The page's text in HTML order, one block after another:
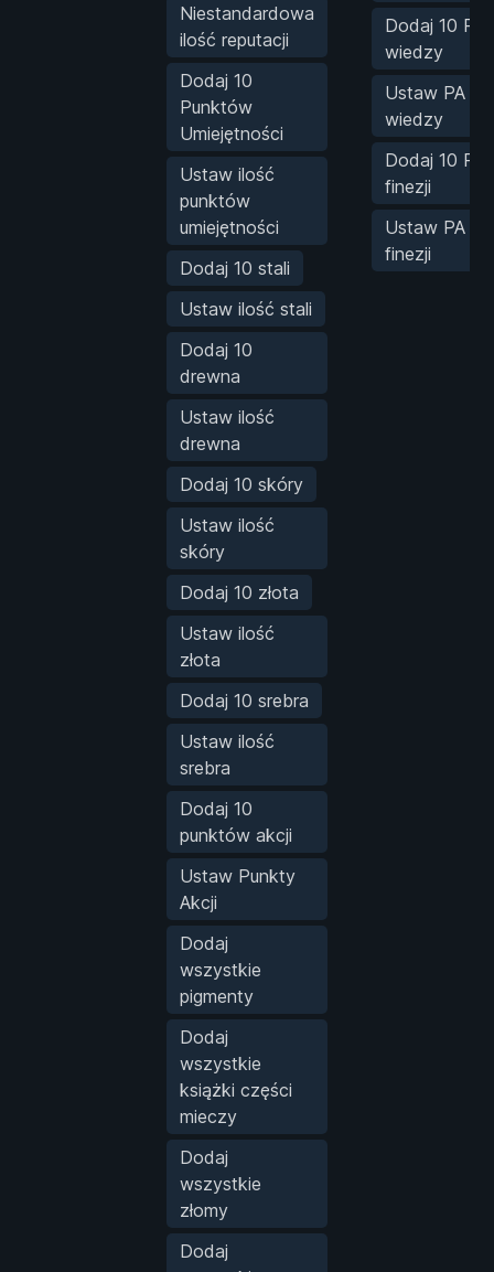
Niestandardowa
ilość reputacji
Dodaj 10
Punktów
Umiejętności
Ustaw ilość
punktów
umiejętności
Dodaj 10 stali
Ustaw ilość stali
Dodaj 10
drewna
Ustaw ilość
drewna
Dodaj 10 skóry
Ustaw ilość
skóry
Dodaj 10 złota
Ustaw ilość
złota
Dodaj 10 srebra
Ustaw ilość
srebra
Dodaj 10
punktów akcji
Ustaw Punkty
Akcji
Dodaj
wszystkie
pigmenty
Dodaj
wszystkie
książki części
mieczy
Dodaj
wszystkie
złomy
Dodaj
Dodaj 10 PA
wiedzy
Ustaw PA
wiedzy
Dodaj 10 PA
finezji
Ustaw PA
finezji